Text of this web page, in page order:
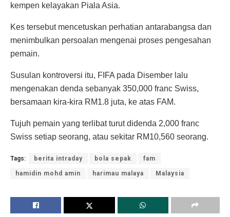
kempen kelayakan Piala Asia.
Kes tersebut mencetuskan perhatian antarabangsa dan
menimbulkan persoalan mengenai proses pengesahan
pemain.
Susulan kontroversi itu, FIFA pada Disember lalu
mengenakan denda sebanyak 350,000 franc Swiss,
bersamaan kira-kira RM1.8 juta, ke atas FAM.
Tujuh pemain yang terlibat turut didenda 2,000 franc
Swiss setiap seorang, atau sekitar RM10,560 seorang.
Tags: berita intraday bola sepak fam
hamidin mohd amin harimau malaya Malaysia